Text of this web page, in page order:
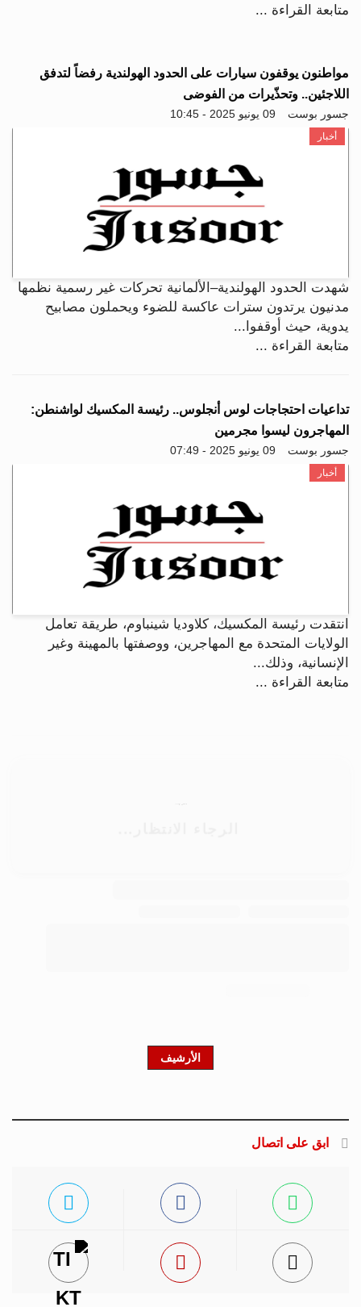
متابعة القراءة ...
مواطنون يوقفون سيارات على الحدود الهولندية رفضاً لتدفق
اللاجئين.. وتحذّيرات من الفوضى
جسور بوست 09 يونيو 2025 - 10:45
أخبار
شهدت الحدود الهولندية–الألمانية تحركات غير رسمية نظمها
مدنيون يرتدون سترات عاكسة للضوء ويحملون مصابيح
يدوية، حيث أوقفوا...
متابعة القراءة ...
تداعيات احتجاجات لوس أنجلوس.. رئيسة المكسيك لواشنطن:
المهاجرون ليسوا مجرمين
جسور بوست 09 يونيو 2025 - 07:49
أخبار
انتقدت رئيسة المكسيك، كلاوديا شينباوم، طريقة تعامل
الولايات المتحدة مع المهاجرين، ووصفتها بالمهينة وغير
الإنسانية، وذلك...
متابعة القراءة ...
جسور بوست
الأرشيف
ابق على اتصال